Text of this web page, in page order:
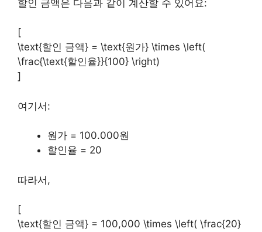
할인 금액은 다음과 같이 계산할 수 있어요:
[
\text{할인 금액} = \text{원가} \times \left(
\frac{\text{할인율}}{100} \right)
]
여기서:
원가 = 100.000원
할인율 = 20
따라서,
[
\text{할인 금액} = 100,000 \times \left( \frac{20}